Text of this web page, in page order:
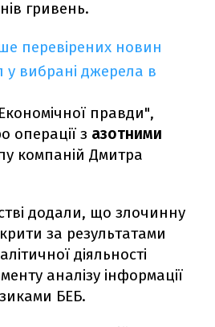
гривень.
перевірених новин
у вибрані джерела в
правди",
операції з азотними
компаній Дмитра
додали, що злочинну
за результатами
діяльності
аналізу інформації
БЕБ.